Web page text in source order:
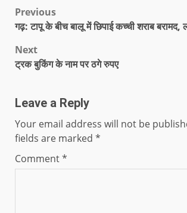
Previous
गढ़: टापू के बीच बालू में छिपाई कच्ची शराब बरामद,
Next
ट्रक बुकिंग के नाम पर ठगे रुपए
Leave a Reply
Your email address will not be
fields are marked *
Comment*